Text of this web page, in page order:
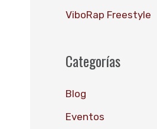
ViboRap Freestyle
Categorías
Blog
Eventos